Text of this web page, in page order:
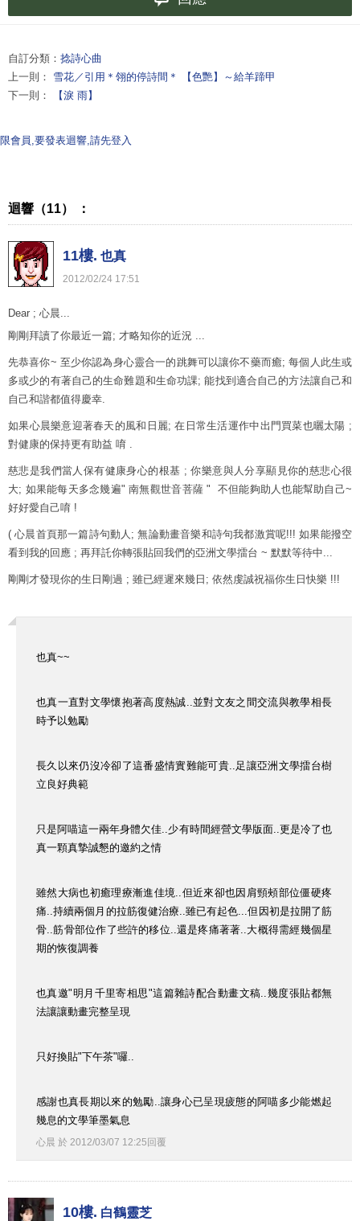
自訂分類： 捻詩心曲
上一則： 雪花／引用＊翎的停詩間＊ 【色艷】～給羊蹄甲
下一則：
【淚 雨】
限會員,要發表迴響,請先登入
迴響（11） ：
11樓. 也真
2012/02/24 17:51
Dear ; 心晨...
剛剛拜讀了你最近一篇; 才略知你的近況 ...
先恭喜你~ 至少你認為身心靈合一的跳舞可以讓你不藥而癒; 每個人此生或
多或少的有著自己的生命難題和生命功課; 能找到適合自己的方法讓自己和
自己和諧都值得慶幸.
如果心晨樂意迎著春天的風和日麗; 在日常生活運作中出門買菜也曬太陽 ;
對健康的保持更有助益 唷 .
慈悲是我們當人保有健康身心的根基 ; 你樂意與人分享顯見你的慈悲心很
大; 如果能每天多念幾遍" 南無觀世音菩薩 " 不但能夠助人也能幫助自己~
好好愛自己唷 !
( 心晨首頁那一篇詩句動人; 無論動畫音樂和詩句我都激賞呢!!! 如果能撥空
看到我的回應 ; 再拜託你轉張貼回我們的亞洲文學擂台 ~ 默默等待中...
剛剛才發現你的生日剛過 ; 雖已經遲來幾日; 依然虔誠祝福你生日快樂 !!!
也真~~
也真一直對文學懷抱著高度熱誠..並對文友之間交流與教學相長
時予以勉勵
長久以來仍沒冷卻了這番盛情實難能可貴..足讓亞洲文學擂台樹
立良好典範
只是阿喵這一兩年身體欠佳..少有時間經營文學版面..更是冷了也
真一顆真摯誠懇的邀約之情
雖然大病也初癒理療漸進佳境..但近來卻也因肩頸頰部位僵硬疼
痛..持續兩個月的拉筋復健治療..雖已有起色...但因初是拉開了筋
骨..筋骨部位作了些許的移位..還是疼痛著著..大概得需經幾個星
期的恢復調養
也真邀"明月千里寄相思"這篇雜詩配合動畫文稿..幾度張貼都無
法讓讓動畫完整呈現
只好換貼"下午茶"囉..
感謝也真長期以來的勉勵..讓身心已呈現疲態的阿喵多少能燃起
幾息的文學筆墨氣息
心晨 於 2012/03/07 12:25 回覆
10樓. 白鶴靈芝